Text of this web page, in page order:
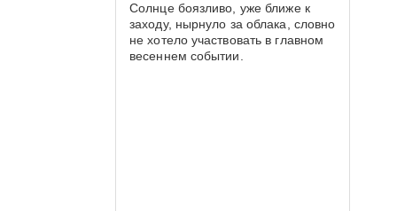
Солнце боязливо, уже ближе к
заходу, нырнуло за облака, словно
не хотело участвовать в главном
весеннем событии.